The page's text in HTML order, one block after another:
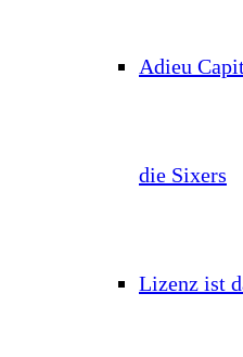
Adieu
die Sixers
Lizenz ist